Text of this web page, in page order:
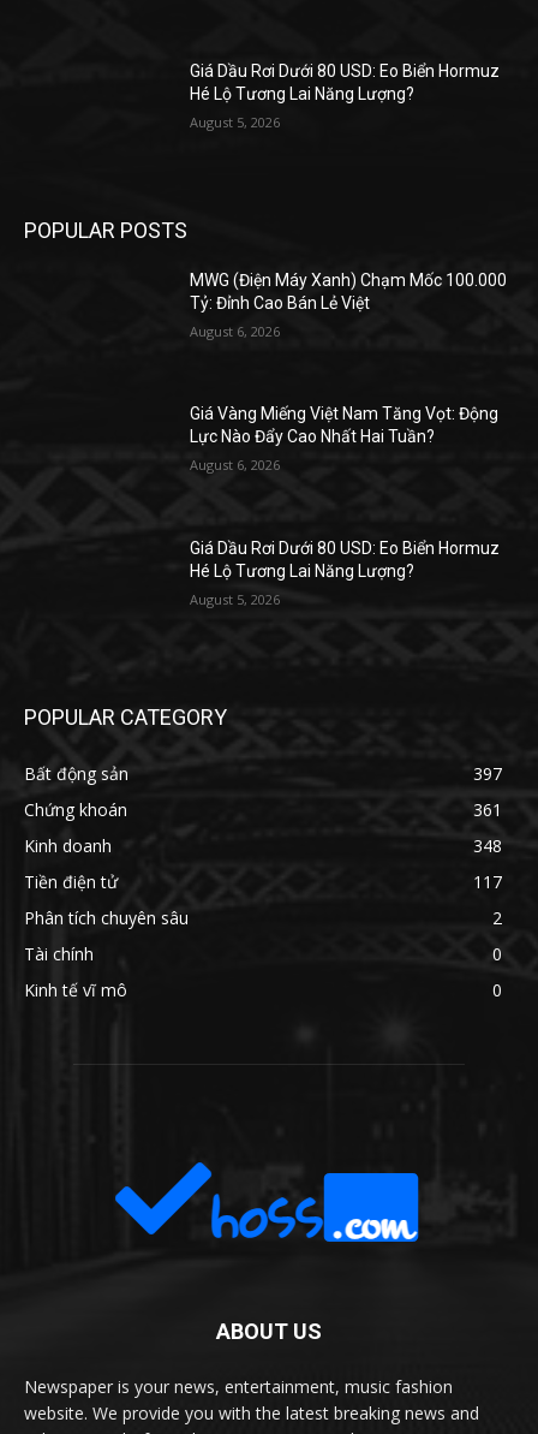
Giá Dầu Rơi Dưới 80 USD: Eo Biển Hormuz
Hé Lộ Tương Lai Năng Lượng?
August 5, 2026
POPULAR POSTS
MWG (Điện Máy Xanh) Chạm Mốc 100.000
Tỷ: Đỉnh Cao Bán Lẻ Việt
August 6, 2026
Giá Vàng Miếng Việt Nam Tăng Vọt: Động
Lực Nào Đẩy Cao Nhất Hai Tuần?
August 6, 2026
Giá Dầu Rơi Dưới 80 USD: Eo Biển Hormuz
Hé Lộ Tương Lai Năng Lượng?
August 5, 2026
POPULAR CATEGORY
Bất động sản
397
Chứng khoán
361
Kinh doanh
348
Tiền điện tử
117
Phân tích chuyên sâu
2
Tài chính
0
Kinh tế vĩ mô
0
ABOUT US
Newspaper is your news, entertainment, music fashion
website. We provide you with the latest breaking news and